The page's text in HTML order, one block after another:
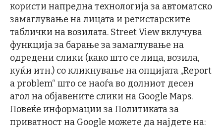
користи напредна технологија за автоматско
замаглување на лицата и регистарските
таблички на возилата. Street View вклучува
функција за барање за замаглување на
одредени слики (како што се лица, возила,
куќи итн.) со кликнување на опцијата „Report
a problem“ што се наоѓа во долниот десен
агол на објавените слики на Google Maps.
Повеќе информации за Политиката за
приватност на Google можете да најдете на: